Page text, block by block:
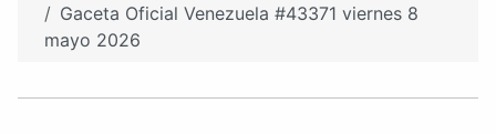
Gaceta Oficial Venezuela #43371 viernes 8
mayo 2026